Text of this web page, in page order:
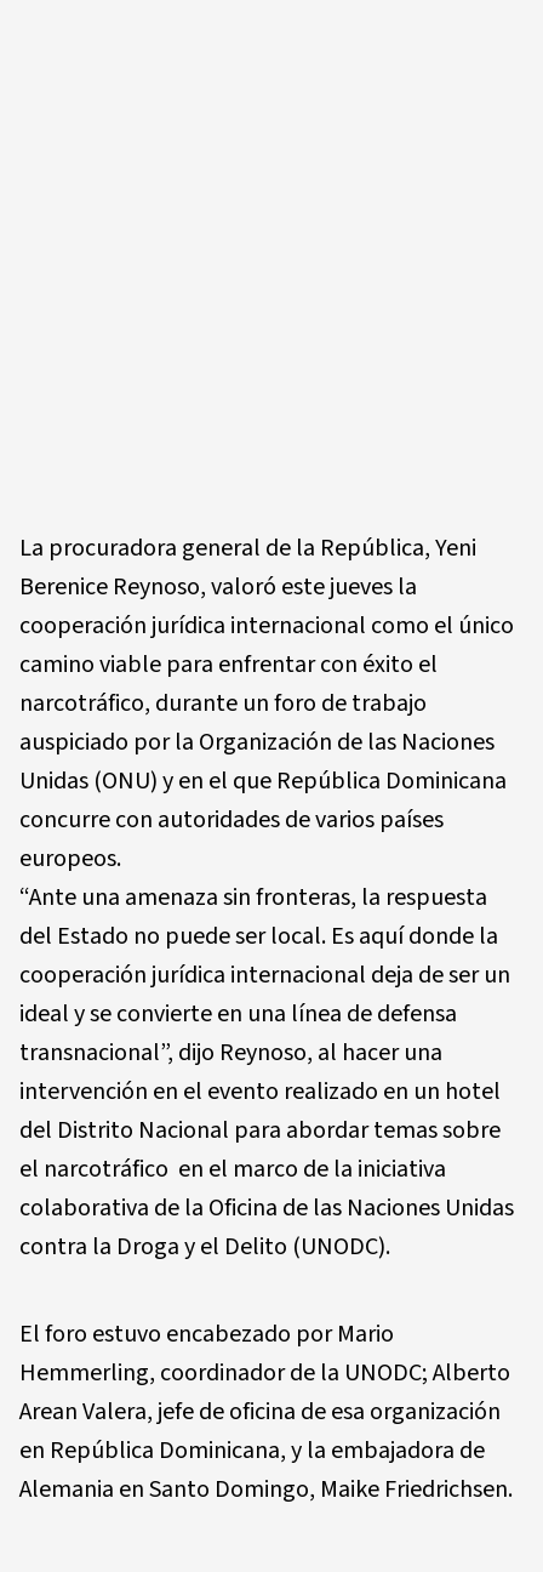
La procuradora general de la República, Yeni
Berenice Reynoso, valoró este jueves la
cooperación jurídica internacional como el único
camino viable para enfrentar con éxito el
narcotráfico, durante un foro de trabajo
auspiciado por la Organización de las Naciones
Unidas (ONU) y en el que República Dominicana
concurre con autoridades de varios países
europeos.
“Ante una amenaza sin fronteras, la respuesta
del Estado no puede ser local. Es aquí donde la
cooperación jurídica internacional deja de ser un
ideal y se convierte en una línea de defensa
transnacional”, dijo Reynoso, al hacer una
intervención en el evento realizado en un hotel
del Distrito Nacional para abordar temas sobre
el narcotráfico en el marco de la iniciativa
colaborativa de la Oficina de las Naciones Unidas
contra la Droga y el Delito (UNODC).
El foro estuvo encabezado por Mario
Hemmerling, coordinador de la UNODC; Alberto
Arean Valera, jefe de oficina de esa organización
en República Dominicana, y la embajadora de
Alemania en Santo Domingo, Maike Friedrichsen.